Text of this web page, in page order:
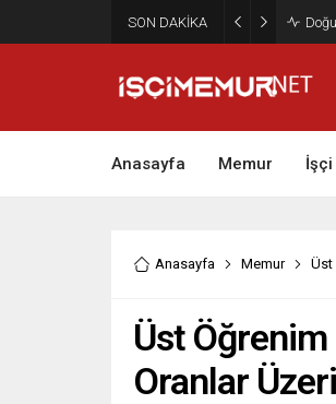
SON DAKİKA
Anasayfa Memur İşçi
Anasayfa Memur Üst
Üst
Oranlar